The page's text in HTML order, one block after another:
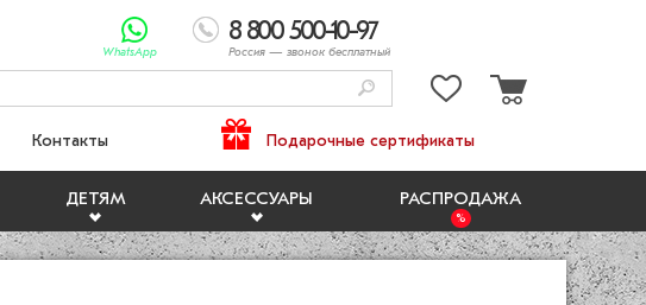
8 800 500-10-97
Россия — звонок бесплатный
WhatsApp
ДЕТЯМ АКСЕССУАРЫ РАСПРОДАЖА
Контакты Подарочные сертификаты